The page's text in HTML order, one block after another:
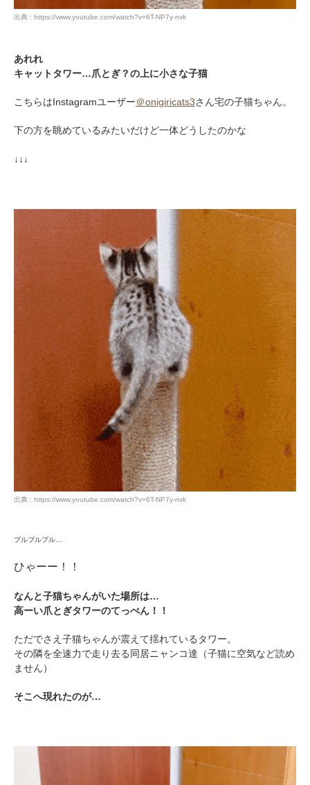
出典 : https://www.youtube.com/watch?v=6T-NP7y-nvk
あれれ
キャットタワー…爪とぎ？の上に小さな子猫
こちらはInstagramユーザー＠onigiricats3さん宅の子猫ちゃん。
下の方を眺めているみたいだけど一体どうしたのかな
↓↓↓
出典 : https://www.youtube.com/watch?v=6T-NP7y-nvk
プルプルプル…
ひゃーー！！
なんと子猫ちゃんがいた場所は…
高ーい爪とぎタワーのてっぺん！！
ただでさえ子猫ちゃんが震えて揺れているタワー。
その隣を全速力で走り去る同居ニャンコ達（子猫に空気など読め
ません）
そこへ現れたのが…